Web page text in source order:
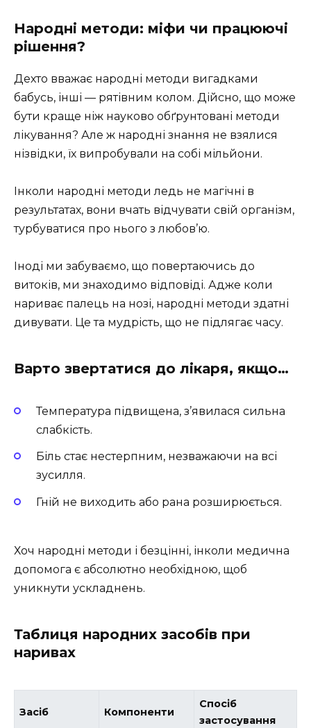
Народні методи: міфи чи працюючі
рішення?
Дехто вважає народні методи вигадками
бабусь, інші — рятівним колом. Дійсно, що може
бути краще ніж науково обґрунтовані методи
лікування? Але ж народні знання не взялися
нізвідки, їх випробували на собі мільйони.
Інколи народні методи ледь не магічні в
результатах, вони вчать відчувати свій організм,
турбуватися про нього з любов’ю.
Іноді ми забуваємо, що повертаючись до
витоків, ми знаходимо відповіді. Адже коли
нариває палець на нозі, народні методи здатні
дивувати. Це та мудрість, що не підлягає часу.
Варто звертатися до лікаря, якщо…
Температура підвищена, з’явилася сильна
слабкість.
Біль стає нестерпним, незважаючи на всі
зусилля.
Гній не виходить або рана розширюється.
Хоч народні методи і безцінні, інколи медична
допомога є абсолютно необхідною, щоб
уникнути ускладнень.
Таблиця народних засобів при
наривах
Засіб Компоненти
Спосіб
застосування